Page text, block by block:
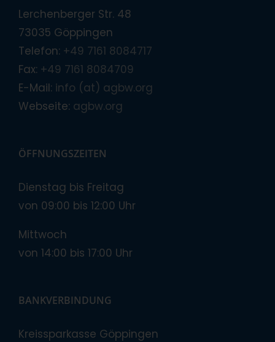
Lerchenberger Str. 48
73035 Göppingen
Telefon: +49 7161 8084717
Fax: +49 7161 8084709
E-Mail: info (at) agbw.org
Webseite: agbw.org
ÖFFNUNGSZEITEN
Dienstag bis Freitag
von 09:00 bis 12:00 Uhr
Mittwoch
von 14:00 bis 17:00 Uhr
BANKVERBINDUNG
Kreissparkasse Göppingen